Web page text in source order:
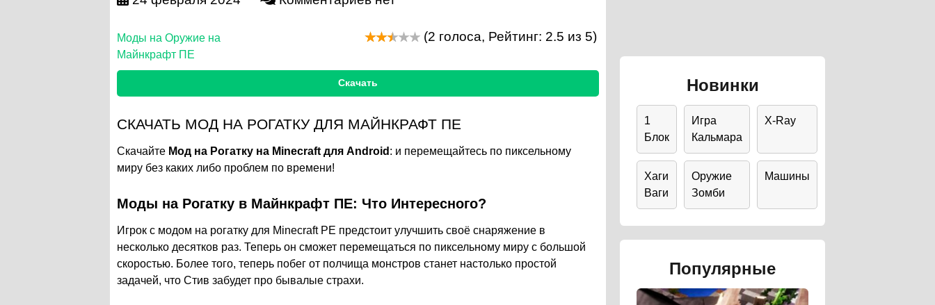
Моды на Оружие на
Майнкрафт ПЕ
(2 голоса, Рейтинг: 2.5 из 5)
Скачать
СКАЧАТЬ МОД НА РОГАТКУ ДЛЯ МАЙНКРАФТ ПЕ
Скачайте Мод на Рогатку на Minecraft для Android : и перемещайтесь по пиксельному
миру без каких либо проблем по времени!
Моды на Рогатку в Майнкрафт ПЕ: Что Интересного?
Игрок с модом на рогатку для Minecraft PE предстоит улучшить своё снаряжение в
несколько десятков раз. Теперь он сможет перемещаться по пиксельному миру с большой
скоростью. Более того, теперь побег от полчища монстров станет настолько простой
задачей, что Стив забудет про бывалые страхи.
Новинки
1
Блок
Игра
Кальмара
X-Ray
Хаги
Ваги
Оружие
Зомби
Машины
Популярные